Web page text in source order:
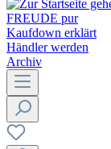
FREUDE pur
Kaufdown erklärt
Händler werden
Archiv